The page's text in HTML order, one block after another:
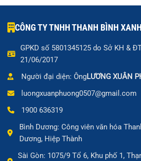
CÔNG TY TNHH THANH BÌNH XANH
GPKD số 5801345125 do Sở KH &
21/06/2017
Người đại diện: ÔngLƯƠNG XUÂN
luongxuanphuong0507@gmail.com
1900 636319
Bình Dương: Công viên văn hóa
Dương, Hiệp Thành
Sài Gòn: 1075/9 Tổ 6, Khu phố 1,